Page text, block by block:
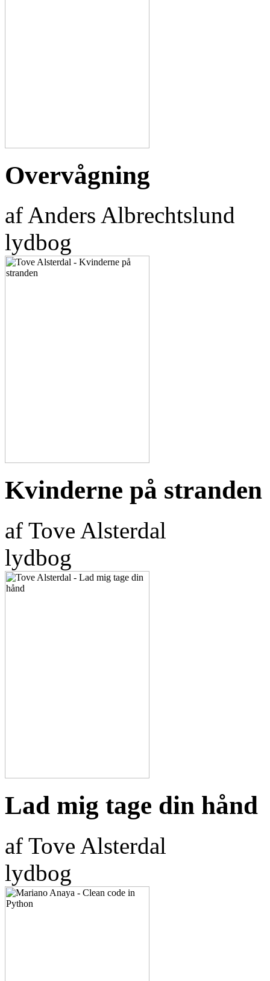
Overvågning
af Anders Albrechtslund
lydbog
Kvinderne på stranden
af Tove Alsterdal
lydbog
Lad mig tage din hånd
af Tove Alsterdal
lydbog